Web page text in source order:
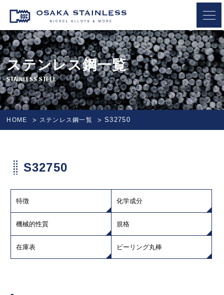
OSAKA STAINLESS
ステンレス鋼一覧
STAINLESS STEEL
HOME ステンレス鋼一覧 S32750
S32750
特徴 化学成分
機械的性質 規格
在庫表 ピーリング丸棒